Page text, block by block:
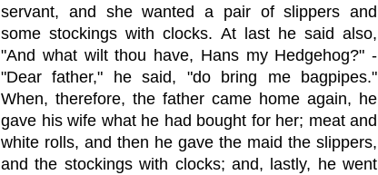
servant, and she wanted a pair of slippers and
some stockings with clocks. At last he said also,
"And what wilt thou have, Hans my Hedgehog?" -
"Dear father," he said, "do bring me bagpipes."
When, therefore, the father came home again, he
gave his wife what he had bought for her; meat and
white rolls, and then he gave the maid the slippers,
and the stockings with clocks; and, lastly, he went